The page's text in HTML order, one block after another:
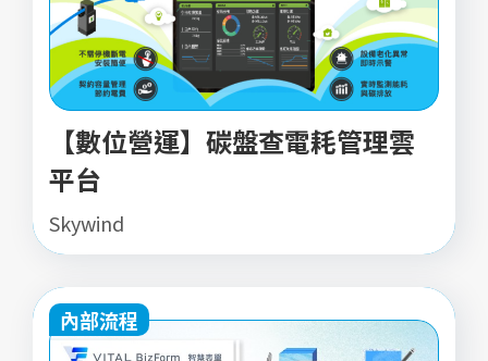
【數位營運】碳盤查電耗管理雲
平台
Skywind
內部流程